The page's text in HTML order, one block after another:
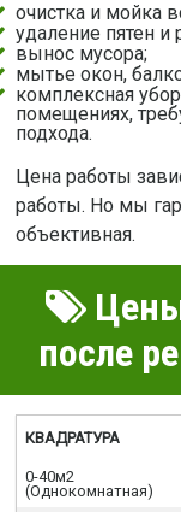
очистка и мойка
удаление пятен и
вынос мусора;
мытье окон,
комплексная
помещениях,
подхода.
Цена работы
работы. Но мы
объективная.
после
КВАДРАТУРА
0-40м2
(Однокомнатная)